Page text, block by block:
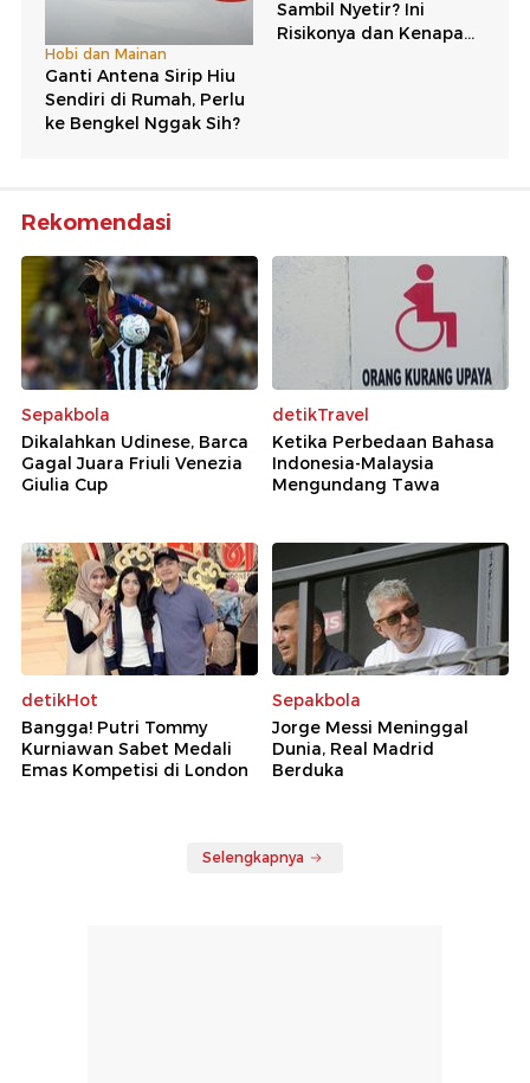
Rekomendasi
Sepakbola
Dikalahkan Udinese, Barca
Gagal Juara Friuli Venezia
Giulia Cup
detikTravel
Ketika Perbedaan Bahasa
Indonesia-Malaysia
Mengundang Tawa
detikHot
Bangga! Putri Tommy
Kurniawan Sabet Medali
Emas Kompetisi di London
Sepakbola
Jorge Messi Meninggal
Dunia, Real Madrid
Berduka
Selengkapnya